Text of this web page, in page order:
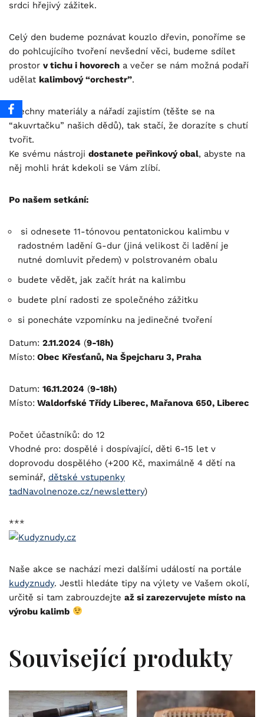
srdci hřejivý zážitek.
Celý den budeme poznávat kouzlo dřevin, ponoříme se
do pohlcujícího tvoření nevšední věci, budeme sdílet
prostor v tichu i hovorech a večer se nám možná podaří
udělat kalimbový “orchestr”.
Všechny materiály a nářadí zajistím (těšte se na
“akuvrtačku” našich dědů), tak stačí, že dorazíte s chutí
tvořit.
Ke svému nástroji dostanete peřinkový obal, abyste na
něj mohli hrát kdekoli se Vám zlíbí.
Po našem setkání:
si odnesete 11-tónovou pentatonickou kalimbu v
radostném ladění G-dur (jiná velikost či ladění je
nutné domluvit předem) v polstrovaném obalu
budete vědět, jak začít hrát na kalimbu
budete plní radosti ze společného zážitku
si ponecháte vzpomínku na jedinečné tvoření
Datum: 2.11.2024 (9-18h)
Místo: Obec Křesťanů, Na Špejcharu 3, Praha
Datum: 16.11.2024 (9-18h)
Místo: Waldorfské Třídy Liberec, Mařanova 650, Liberec
Počet účastníků: do 12
Vhodné pro: dospělé i dospívající, děti 6-15 let v
doprovodu dospělého (+200 Kč, maximálně 4 dětí na
seminář, dětské vstupenky
tadNavolnenoze.cz/newslettery)
***
Naše akce se nachází mezi dalšími událostí na portále
kudyznudy. Jestli hledáte tipy na výlety ve Vašem okolí,
určitě si tam zabrouzdejte až si zarezervujete místo na
výrobu kalimb
Související produkty